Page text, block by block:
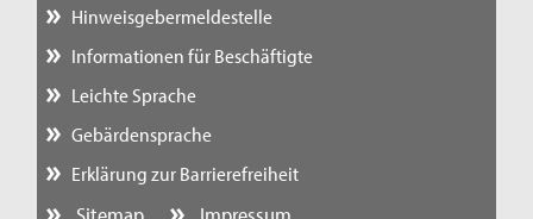
Hinweisgebermeldestelle
Informationen für Beschäftigte
Leichte Sprache
Gebärdensprache
Erklärung zur Barrierefreiheit